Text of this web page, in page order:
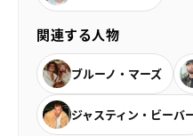
関連する人物
ブルーノ・マーズ
ジャスティン・ビーバ